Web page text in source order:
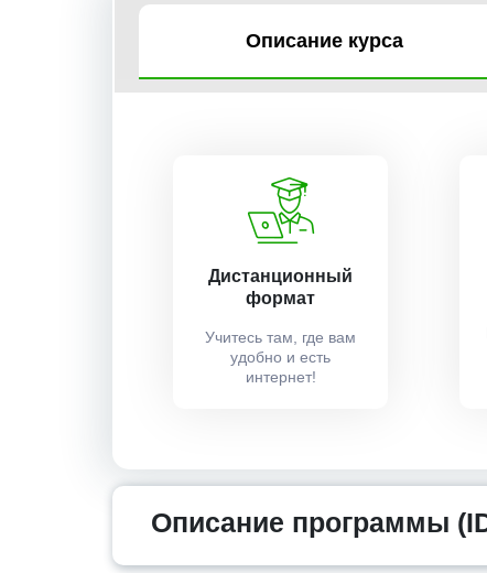
Описание курса
Дистанционный
формат
Учитесь там, где вам
удобно и есть
интернет!
Описание программы